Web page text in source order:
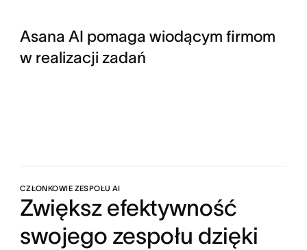
Asana AI pomaga wiodącym firmom
w realizacji zadań
CZŁONKOWIE ZESPOŁU AI
Zwiększ efektywność
swojego zespołu dzięki